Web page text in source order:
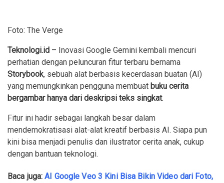
Foto: The Verge
Teknologi.id – Inovasi Google Gemini kembali mencuri
perhatian dengan peluncuran fitur terbaru bernama
Storybook, sebuah alat berbasis kecerdasan buatan (AI)
yang memungkinkan pengguna membuat buku cerita
bergambar hanya dari deskripsi teks singkat.
Fitur ini hadir sebagai langkah besar dalam
mendemokratisasi alat-alat kreatif berbasis AI. Siapa pun
kini bisa menjadi penulis dan ilustrator cerita anak, cukup
dengan bantuan teknologi.
Baca juga:AI Google Veo 3 Kini Bisa Bikin Video dari Foto,